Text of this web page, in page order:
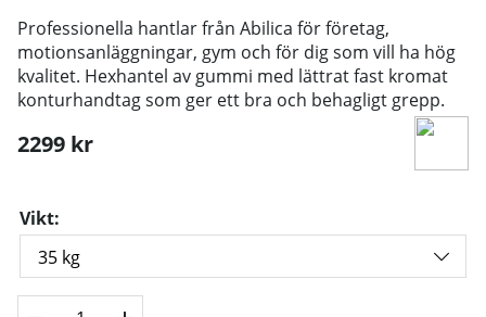
Professionella hantlar från Abilica för företag,
motionsanläggningar, gym och för dig som vill ha hög
kvalitet. Hexhantel av gummi med lättrat fast kromat
konturhandtag som ger ett bra och behagligt grepp.
2299 kr
Vikt: